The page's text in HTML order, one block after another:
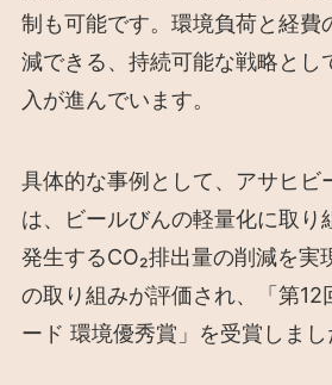
制も可能です。環境負荷と経費
減できる、持続可能な戦略とし
入が進んでいます。
具体的な事例として、アサヒビ
は、ビールびんの軽量化に取り
発生するCO₂排出量の削減を実
の取り組みが評価され、「第12
ード 環境優秀賞」を受賞しまし